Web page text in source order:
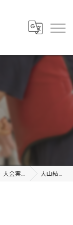
大会実績 大山結叶